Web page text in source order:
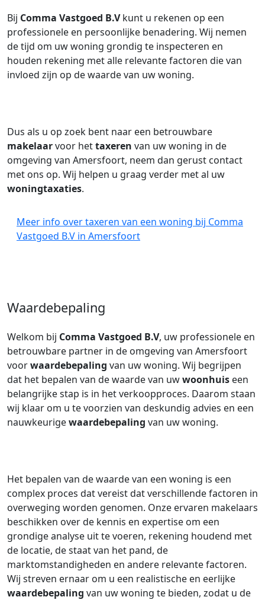
Bij Comma Vastgoed B.Vkunt u rekenen op een
professionele en persoonlijke benadering. Wij nemen
de tijd om uw woning grondig te inspecteren en
houden rekening met alle relevante factoren die van
invloed zijn op de waarde van uw woning.
Dus als u op zoek bent naar een betrouwbare
makelaarvoor hettaxeren van uw woning in de
omgeving van Amersfoort, neem dan gerust contact
met ons op. Wij helpen u graag verder met al uw
woningtaxaties.
Meer info over taxeren van een woning bij Comma
Vastgoed B.V in Amersfoort
Waardebepaling
Welkom bij Comma Vastgoed B.V, uw professionele en
betrouwbare partner in de omgeving van Amersfoort
voorwaardebepaling van uw woning. Wij begrijpen
dat het bepalen van de waarde van uwwoonhuis een
belangrijke stap is in het verkoopproces. Daarom staan
wij klaar om u te voorzien van deskundig advies en een
nauwkeurigewaardebepaling van uw woning.
Het bepalen van de waarde van een woning is een
complex proces dat vereist dat verschillende factoren in
overweging worden genomen. Onze ervaren makelaars
beschikken over de kennis en expertise om een
grondige analyse uit te voeren, rekening houdend met
de locatie, de staat van het pand, de
marktomstandigheden en andere relevante factoren.
Wij streven ernaar om u een realistische en eerlijke
waardebepaling van uw woning te bieden, zodat u de